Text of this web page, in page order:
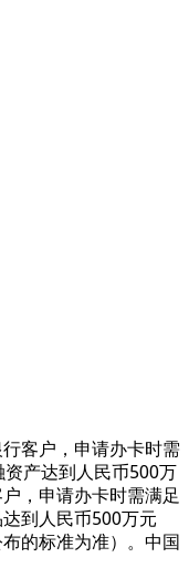
客户，申请办卡时需
产达到人民币500万
，申请办卡时需满足
到人民币500万元
的标准为准）。中国